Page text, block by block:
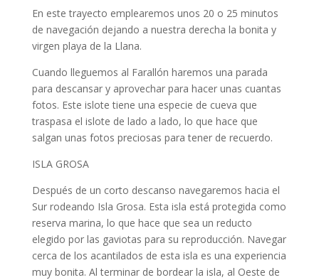
En este trayecto emplearemos unos 20 o 25 minutos
de navegación dejando a nuestra derecha la bonita y
virgen playa de la Llana.
Cuando lleguemos al Farallón haremos una parada
para descansar y aprovechar para hacer unas cuantas
fotos. Este islote tiene una especie de cueva que
traspasa el islote de lado a lado, lo que hace que
salgan unas fotos preciosas para tener de recuerdo.
ISLA GROSA
Después de un corto descanso navegaremos hacia el
Sur rodeando Isla Grosa. Esta isla está protegida como
reserva marina, lo que hace que sea un reducto
elegido por las gaviotas para su reproducción. Navegar
cerca de los acantilados de esta isla es una experiencia
muy bonita. Al terminar de bordear la isla, al Oeste de